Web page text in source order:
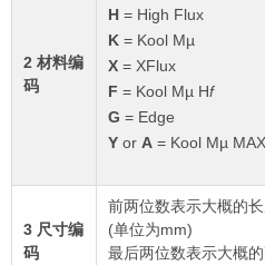
2 材料编
码
H = High Flux
K = Kool Mµ
X = XFlux
F = Kool Mµ Hf
G = Edge
Y or A = Kool Mµ MAX
3 尺寸编
码
前两位数表示大概的
(单位为mm)
最后两位数表示大概